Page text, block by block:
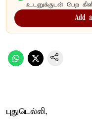
உடனுக்குடன் பெற
Add
புதுடெல்லி,